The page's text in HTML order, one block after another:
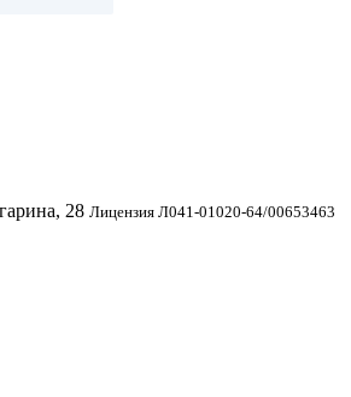
28 Лицензия Л041-01020-64/00653463